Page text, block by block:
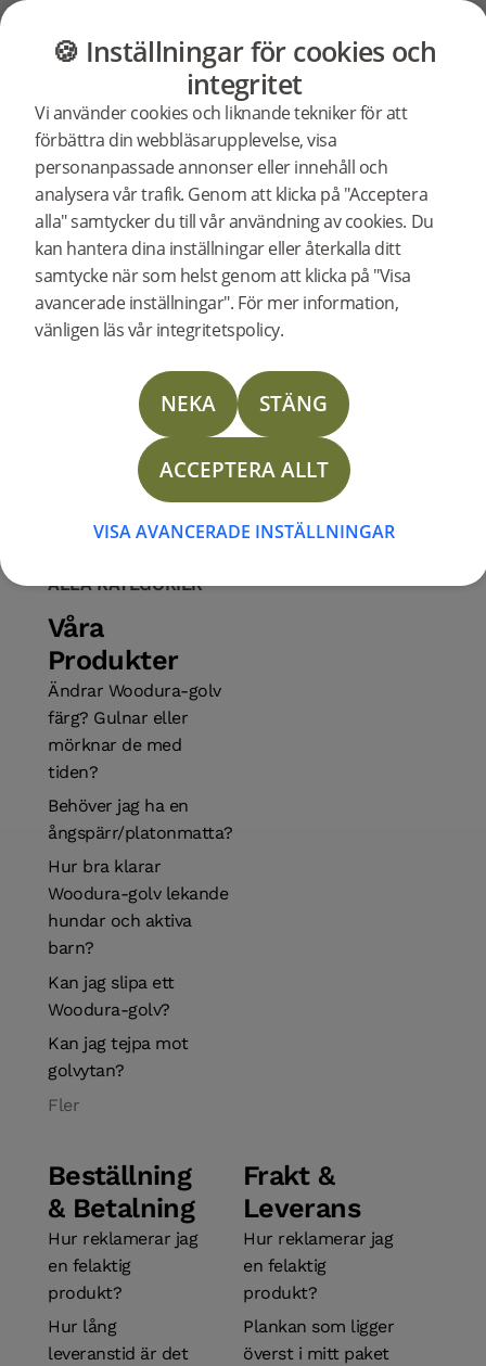
MÖBLER BUTIK OUTLET
🍪 Inställningar för cookies och
integritet
Vi använder cookies och liknande tekniker för att
förbättra din webbläsarupplevelse, visa
personanpassade annonser eller innehåll och
analysera vår trafik. Genom att klicka på "Acceptera
alla" samtycker du till vår användning av cookies. Du
kan hantera dina inställningar eller återkalla ditt
samtycke när som helst genom att klicka på "Visa
avancerade inställningar". För mer information,
vänligen läs vår integritetspolicy.
NEKA STÄNG
ACCEPTERA ALLT
VISA AVANCERADE INSTÄLLNINGAR
&
Betalning
Vanliga frågor och svar
Beställning & Betalning
Leverans Returer Retur
Reklamation
Inrikes LeveransUtrikes LeveransByte Avbeställning
Hur reklamerar jag en felaktig
produkt?
Om du får en felaktig eller av Bjelin felexpedierad vara
kommer Bjelin i händelse av retur att stå för
ALLA KATEGORIER
Våra
Produkter
Ändrar Woodura-golv
färg? Gulnar eller
mörknar de med
tiden?
Behöver jag ha en
ångspärr/platonmatta?
Hur bra klarar
Woodura-golv lekande
hundar och aktiva
barn?
Kan jag slipa ett
Woodura-golv?
Kan jag tejpa mot
golvytan?
Fler
Beställning
& Betalning
Hur reklamerar jag
en felaktig
produkt?
Hur lång
leveranstid är det
Frakt &
Leverans
Hur reklamerar jag
en felaktig
produkt?
Plankan som ligger
överst i mitt paket